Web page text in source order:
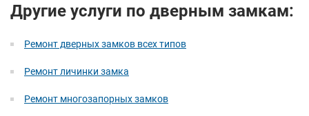
Другие услуги по дверным замкам:
Ремонт дверных замков всех типов
Ремонт личинки замка
Ремонт многозапорных замков